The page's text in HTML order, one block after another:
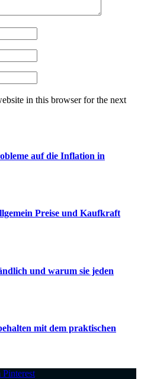
in this browser for the next
auf die Inflation in
Preise und Kaufkraft
und warum sie jeden
mit dem praktischen
Pinterest